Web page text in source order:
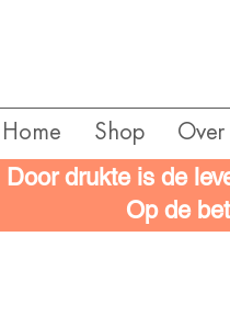
Home Shop Over
Door drukte is de
Op de